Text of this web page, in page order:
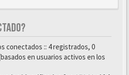
conectados :: 4 registrados, 0
en usuarios activos en los